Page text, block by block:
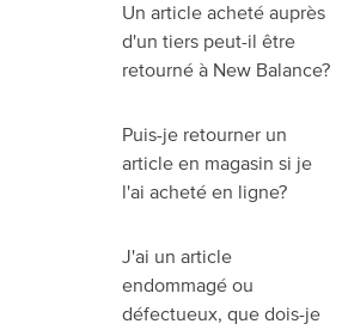
Un article acheté auprès
d'un tiers peut-il être
retourné à New Balance?
Puis-je retourner un
article en magasin si je
l'ai acheté en ligne?
J'ai un article
endommagé ou
défectueux, que dois-je